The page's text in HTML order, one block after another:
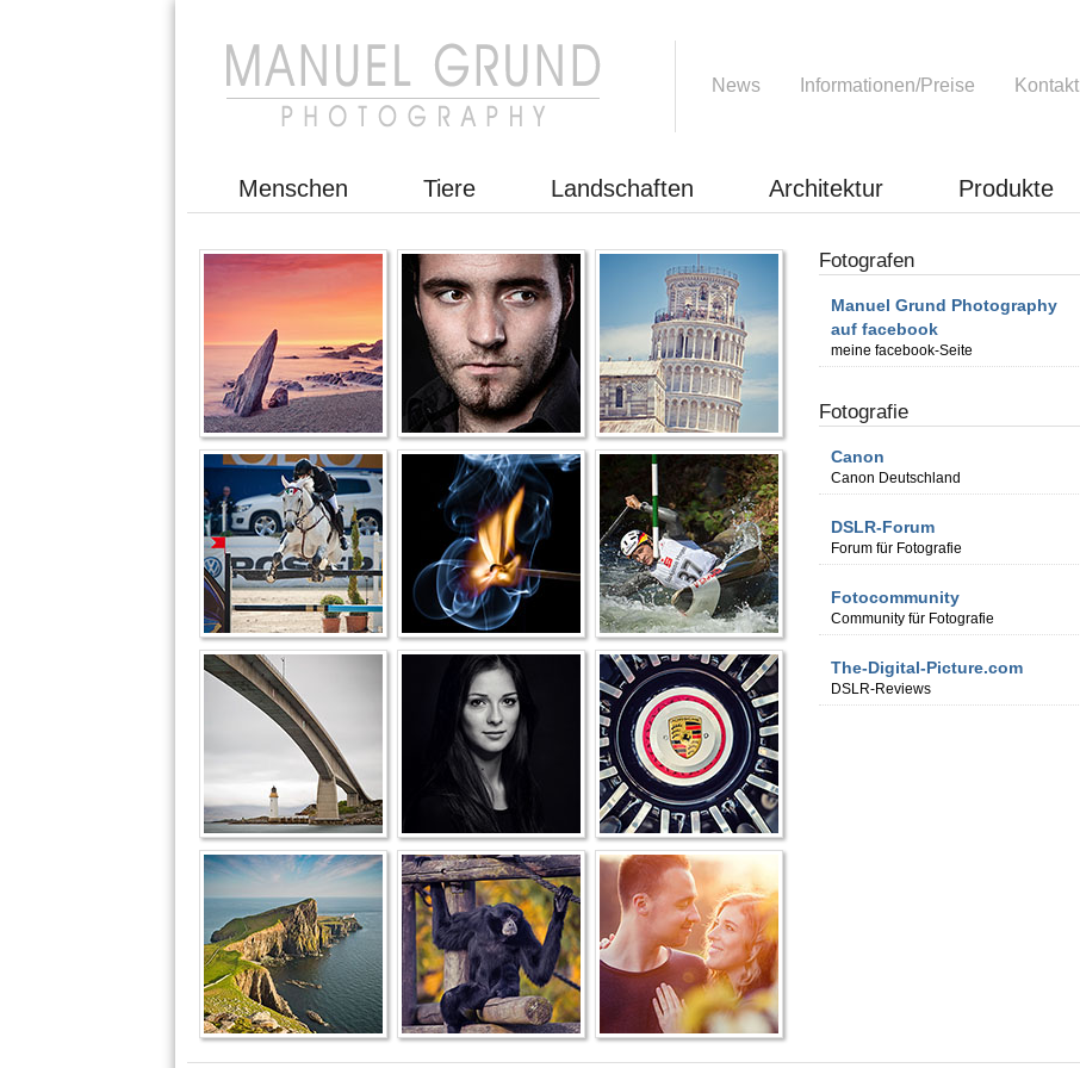
News Informationen/Preise Kontakt
Menschen Tiere Landschaften Architektur Produkte
Fotografen
Manuel Grund Photography
auf facebook
meine facebook-Seite
Fotografie
Canon
Canon Deutschland
DSLR-Forum
Forum für Fotografie
Fotocommunity
Community für Fotografie
The-Digital-Picture.com
DSLR-Reviews